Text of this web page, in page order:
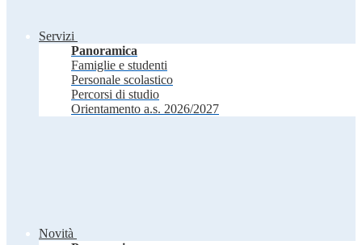
Servizi
Panoramica
Famiglie e studenti
Personale scolastico
Percorsi di studio
Orientamento a.s. 2026/2027
Novità